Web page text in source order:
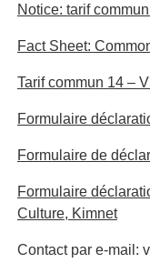
Notice: tarif
Fact Sheet:
Tarif commun 14 –
Formulaire
Formulaire de
Formulaire
Culture, Kimnet
Contact par e-mail: